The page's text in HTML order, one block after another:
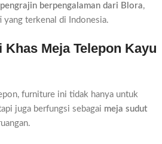
pengrajin berpengalaman dari Blora,
terkenal di Indonesia.
Meja Telepon Kayu
furniture ini tidak hanya untuk
juga berfungsi sebagai meja sudut